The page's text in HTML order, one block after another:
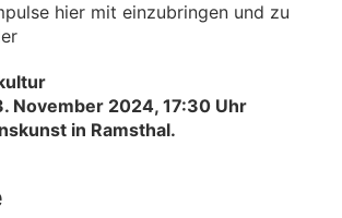
hier mit einzubringen und zu
November 2024, 17:30 Uhr
in Ramsthal.